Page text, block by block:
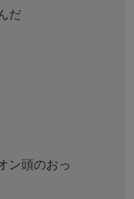
だ
ン頭のおっ